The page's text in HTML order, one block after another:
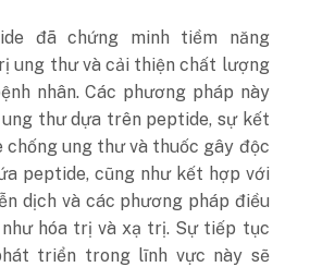
đã chứng minh tiềm năng
ung thư và cải thiện chất lượng
nhân. Các phương pháp này
ung thư dựa trên peptide, sự kết
chống ung thư và thuốc gây độc
peptide, cũng như kết hợp với
dịch và các phương pháp điều
hóa trị và xạ trị. Sự tiếp tục
triển trong lĩnh vực này sẽ